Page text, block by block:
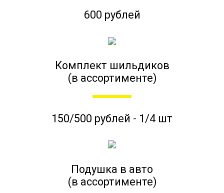
600 рублей
Комплект шильдиков
(в ассортименте)
150/500 рублей - 1/4 шт
Подушка в авто
(в ассортименте)